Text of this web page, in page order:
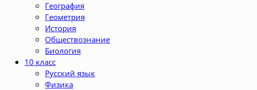
География
Геометрия
История
Обществознание
Биология
10 класс
Русский язык
Физика